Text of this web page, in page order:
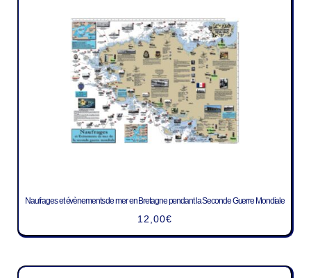
Naufrages et évènements de mer en Bretagne pendant la Seconde Guerre Mondiale
12,00€